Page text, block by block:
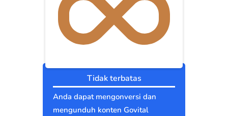
Tidak terbatas
Anda dapat mengonversi dan
mengunduh konten Govital